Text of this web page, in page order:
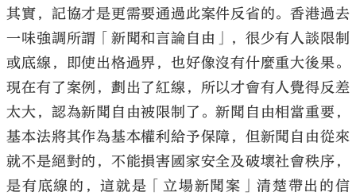
其實，記協才是更需要通過此案件反省的。香港過去
一味強調所謂「新聞和言論自由」，很少有人談限制
或底線，即使出格過界，也好像沒有什麼重大後果。
現在有了案例，劃出了紅線，所以才會有人覺得反差
太大，認為新聞自由被限制了。新聞自由相當重要，
基本法將其作為基本權利給予保障，但新聞自由從來
就不是絕對的，不能損害國家安全及破壞社會秩序，
是有底線的，這就是「立場新聞案」清楚帶出的信